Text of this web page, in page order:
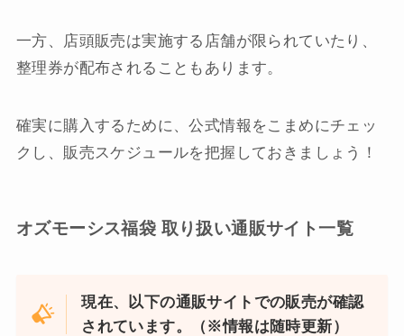
一方、店頭販売は実施する店舗が限られていたり、
整理券が配布されることもあります。
確実に購入するために、公式情報をこまめにチェッ
クし、販売スケジュールを把握しておきましょう！
オズモーシス福袋 取り扱い通販サイト一覧
現在、以下の通販サイトでの販売が確認
されています。（※情報は随時更新）